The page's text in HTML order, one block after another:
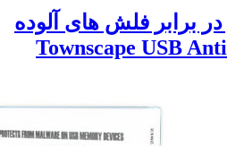
فلش های آلوده